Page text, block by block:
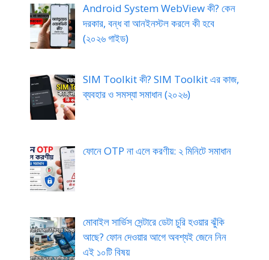
Android System WebView কী? কেন
দরকার, বন্ধ বা আনইনস্টল করলে কী হবে
(২০২৬ গাইড)
SIM Toolkit কী? SIM Toolkit এর কাজ,
ব্যবহার ও সমস্যা সমাধান (২০২৬)
ফোনে OTP না এলে করণীয়: ২ মিনিটে সমাধান
মোবাইল সার্ভিস সেন্টারে ডেটা চুরি হওয়ার ঝুঁকি
আছে? ফোন দেওয়ার আগে অবশ্যই জেনে নিন
এই ১০টি বিষয়